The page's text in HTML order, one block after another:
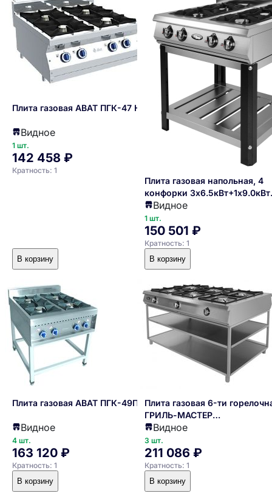
Плита газовая ABAT ПГК-47 Н
Видное
1 шт.
142 458 ₽
Кратность: 1
В корзину
Плита газовая напольная, 4
конфорки 3х6.5кВт+1х9.0кВт
открытые, стенд открытый,
магистр.газ, автоподжиг,
контроль
Видное
1 шт.
150 501 ₽
Кратность: 1
В корзину
Плита газовая ABAT ПГК-49П
Видное
4 шт.
163 120 ₽
Кратность: 1
В корзину
Плита газовая 6-ти
ГРИЛЬ-МАСТЕР
Ф6П2Г/1000(подход с 2-х
сторон)
Видное
3 шт.
211 086 ₽
Кратность: 1
В корзину